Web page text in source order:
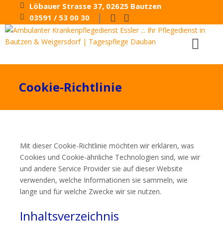
Löbauer Strasse 37, 02625 Bautzen
03591 / 53 00 30
|
Cookie-Richtlinie
Mit dieser Cookie-Richtlinie möchten wir erklären, was
Cookies und Cookie-ähnliche Technologien sind, wie wir
und andere Service Provider sie auf dieser Website
verwenden, welche Informationen sie sammeln, wie
lange und für welche Zwecke wir sie nutzen.
Inhaltsverzeichnis